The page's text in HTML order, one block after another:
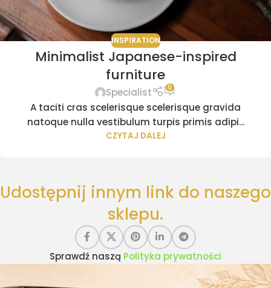
INSPIRATION
Minimalist Japanese-inspired
furniture
Specialist 0
A taciti cras scelerisque scelerisque gravida
natoque nulla vestibulum turpis primis adipi...
CZYTAJ DALEJ
Udostępnij innym link do naszego
sklepu.
Sprawdź naszą Polityka prywatności